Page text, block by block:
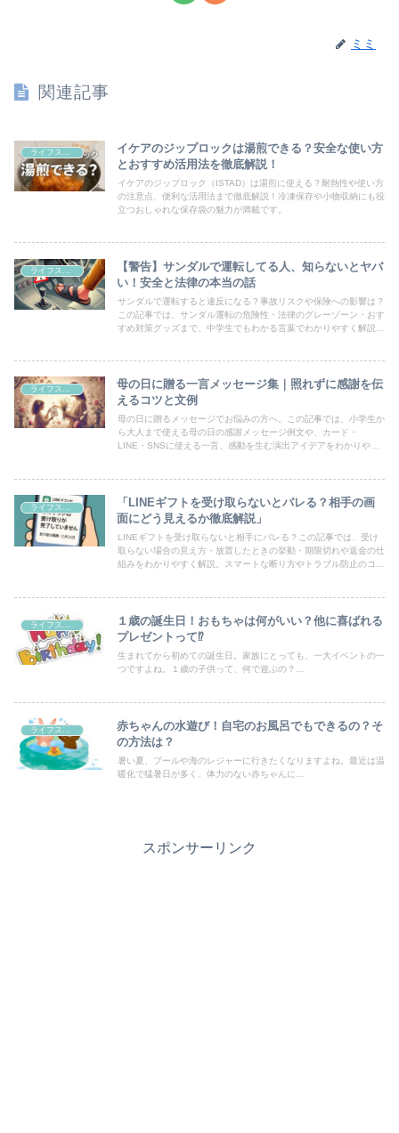
ミミ
関連記事
イケアのジップロックは湯煎できる？安全な使い方
とおすすめ活用法を徹底解説！
イケアのジップロック（ISTAD）は湯煎に使える？耐熱性や使い方
の注意点、便利な活用法まで徹底解説！冷凍保存や小物収納にも役
立つおしゃれな保存袋の魅力が満載です。
【警告】サンダルで運転してる人、知らないとヤバ
い！安全と法律の本当の話
サンダルで運転すると違反になる？事故リスクや保険への影響は？
この記事では、サンダル運転の危険性・法律のグレーゾーン・おす
すめ対策グッズまで、中学生でもわかる言葉でわかりやすく解説し
母の日に贈る一言メッセージ集｜照れずに感謝を伝
えるコツと文例
母の日に贈るメッセージでお悩みの方へ。この記事では、小学生か
ら大人まで使える母の日の感謝メッセージ例文や、カード・
LINE・SNSに使える一言、感動を生む演出アイデアをわかりやす
「LINEギフトを受け取らないとバレる？相手の画
面にどう見えるか徹底解説」
LINEギフトを受け取らないと相手にバレる？この記事では、受け
取らない場合の見え方・放置したときの挙動・期限切れや返金の仕
組みをわかりやすく解説。スマートな断り方やトラブル防止のコツ
ライフスタイル
１歳の誕生日！おもちゃは何がいい？他に喜ばれる
プレゼントって⁉
生まれてから初めての誕生日。家族にとっても、一大イベントの一
つですよね。１歳の子供って、何で遊ぶの？...
ライフスタイル
赤ちゃんの水遊び！自宅のお風呂でもできるの？そ
の方法は？
暑い夏、プールや海のレジャーに行きたくなりますよね。最近は温
暖化で猛暑日が多く、体力のない赤ちゃんに...
スポンサーリンク